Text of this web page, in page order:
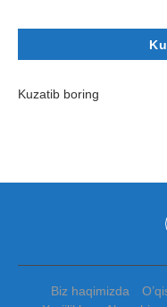
Kuzatib boring
Biz haqimizda